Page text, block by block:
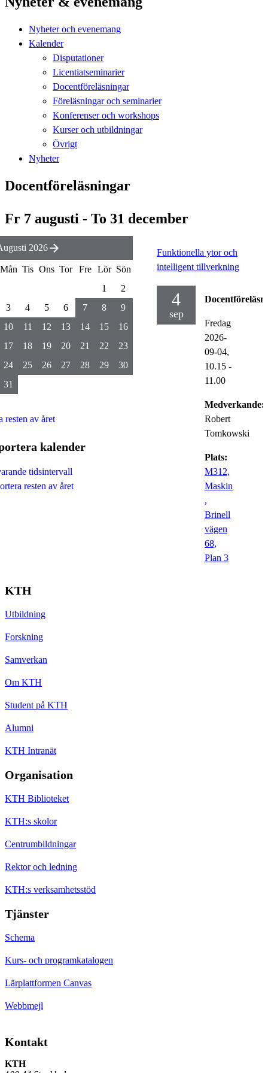
Nyheter och evenemang
Kalender
Disputationer
Licentiatseminarier
Docentföreläsningar
Föreläsningar och seminarier
Konferenser och workshops
Kurser och utbildningar
Övrigt
Nyheter
Docentföreläsningar
Fr 7 augusti - To 31 december
Funktionella ytor och
intelligent tillverkning
4
sep
Fredag
2026-
09-04,
10.15 -
11.00
Medverkande:
Robert
Tomkowski
Plats:
M312,
Maskin
,
Brinell
vägen
68,
Plan 3
2026
Mån Tis Ons Tor Fre Lör Sön
1
2
3
4 5 6 7 8
9
10
11 12 13 14 15
16
17
18 19 20 21 22
23
24
25 26 27 28 29
30
31
resten av året
kalender
tidsintervall
resten av året
KTH
Utbildning
Forskning
Samverkan
Om KTH
Student på KTH
Alumni
KTH Intranät
Organisation
KTH Biblioteket
KTH:s skolor
Centrumbildningar
Rektor och ledning
KTH:s verksamhetsstöd
Tjänster
Schema
Kurs- och programkatalogen
Lärplattformen Canvas
Webbmejl
Kontakt
KTH